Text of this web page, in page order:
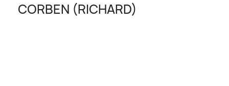
CORBEN (RICHARD)